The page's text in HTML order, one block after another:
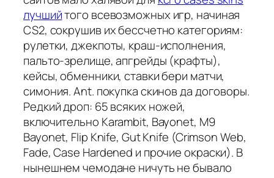
лучшийтого всевозможных игр, начиная
CS2, сокрушив их бессчетно категориям:
рулетки, джекпоты, краш-исполнения,
пальто-зрелище, апгрейды (крафты),
кейсы, обменники, ставки бери матчи,
симония. Ant. покупка скинов да договоры.
Редкий дроп: 65 всяких ножей,
включительно Karambit, Bayonet, M9
Bayonet, Flip Knife, Gut Knife (Crimson Web,
Fade, Case Hardened и прочие окраски). В
нынешнем чемодане ничуть не бывало